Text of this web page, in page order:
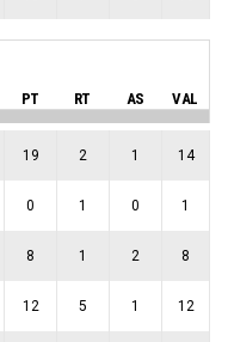
PT RT AS VAL
19 2 1 14
0 1 0 1
8 1 2 8
12 5 1 12